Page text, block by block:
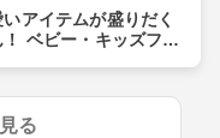
アイテムが盛りだく
！ ベビー・キッズフェ
る